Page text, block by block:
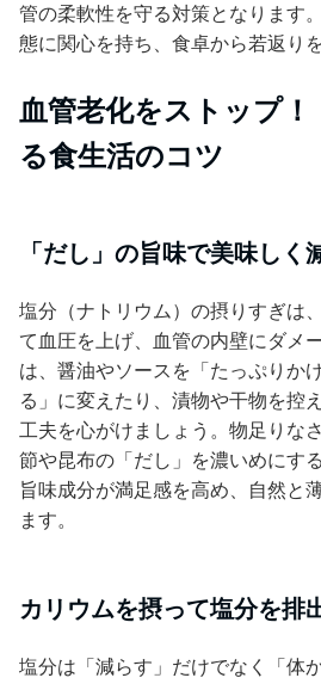
管の柔軟性を守る対策となります
態に関心を持ち、食卓から若返り
血管老化をストップ
る食生活のコツ
「だし」の旨味で美味しく
塩分（ナトリウム）の摂りすぎは
て血圧を上げ、血管の内壁にダメ
は、醤油やソースを「たっぷりか
る」に変えたり、漬物や干物を控
工夫を心がけましょう。物足りな
節や昆布の「だし」を濃いめにす
旨味成分が満足感を高め、自然と
ます。
カリウムを摂って塩分を排
塩分は「減らす」だけでなく「体